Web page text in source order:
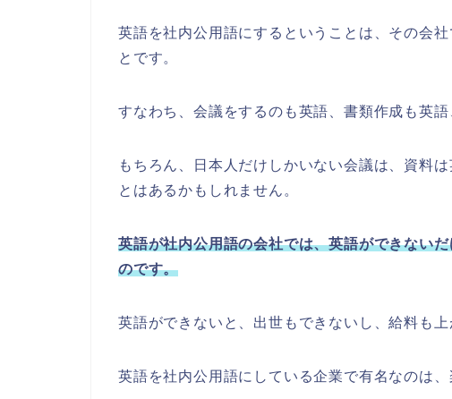
英語を社内公用語にするということは、その会
とです。
すなわち、会議をするのも英語、書類作成も英
もちろん、日本人だけしかいない会議は、資料
とはあるかもしれません。
英語が社内公用語の会社では、英語ができない
のです。
英語ができないと、出世もできないし、給料も上
英語を社内公用語にしている企業で有名なのは、